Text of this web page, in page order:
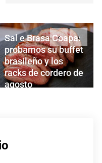
Inicia la temporada
2026 del Chile en
Nogada en Don
Lázaro, El Viajero
‹ ›